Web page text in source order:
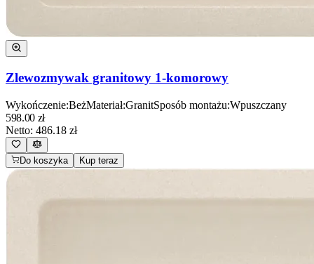
Zlewozmywak granitowy 1-komorowy
Wykończenie:BeżMateriał:GranitSposób montażu:Wpuszczany
598.00 zł
Netto: 486.18 zł
Do koszyka Kup teraz